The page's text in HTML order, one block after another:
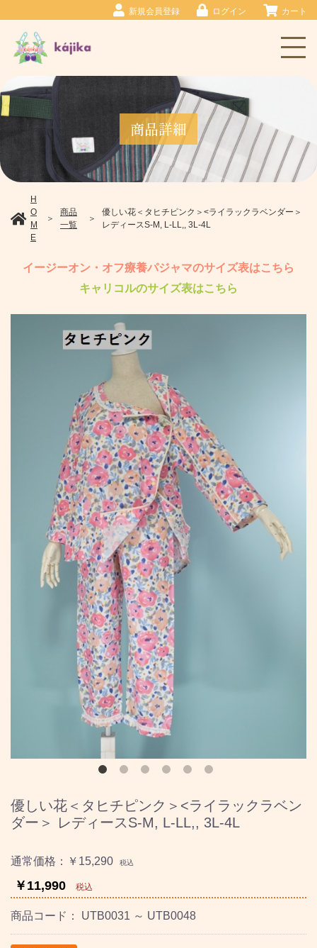
新規会員登録 ログイン カート
商品詳細
H
O
M
E
＞
商品
一覧
＞
優しい花＜タヒチピンク＞<ライラックラベンダー＞
レディースS-M, L-LL,, 3L-4L
イージーオン・オフ療養パジャマのサイズ表はこちら
キャリコルのサイズ表はこちら
優しい花＜タヒチピンク＞<ライラックラベン
ダー＞ レディースS-M, L-LL,, 3L-4L
通常価格： ￥15,290 税込
￥11,990 税込
商品コード： UTB0031 ～ UTB0048